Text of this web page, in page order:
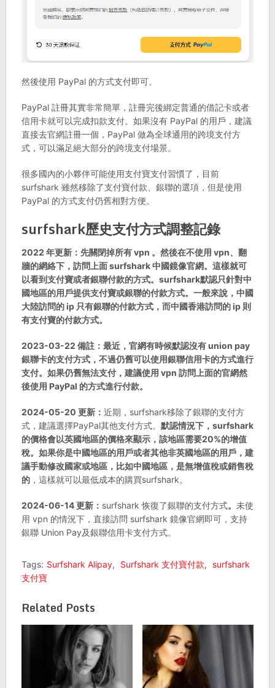
然後使用 PayPal 的方式支付即可。
PayPal 註冊其實非常簡單，註冊完後綁定普通的借記卡或者
信用卡就可以完成扣款支付。如果沒有 PayPal 的用戶，建議
直接去官網註冊一個，PayPal 做為全球通用的跨境支付方
式，可以滿足絕大部分的跨境支付場景。
很多國內的小夥伴可能使用支付寶支付習慣了，目前
surfshark 雖然移除了支付寶付款、銀聯的選項，但是使用
PayPal 的方式支付仍舊相對方便。
surfshark歷史支付方式調整記錄
2022 年更新：先關閉掉所有 vpn 。然後在不使用 vpn、翻
牆的網絡下，訪問上面 surfshark 中國鏡像官網。這樣就可
以看到支付寶或者銀聯付款的方式。surfshark默認只針對中
國地區的用戶提供支付寶或銀聯的付款方式。一般來說，中國
大陸訪問的 ip 只有銀聯的付款方式，而中國香港訪問的 ip 則
有支付寶的付款方式。
2023-03-22 備註：最近，官網有時候默認沒有 union pay
銀聯卡的支付方式，不過仍舊可以使用銀聯信用卡的方式進行
支付。如果仍舊無法支付，建議使用 vpn 訪問上面的官網然
後使用 PayPal 的方式進行付款。
2024-05-20 更新： 近期，surfshark移除了銀聯的支付方
式，建議選擇PayPal其他支付方式。 默認情況下，surfshark
的價格會以英國地區的價格來顯示，該地區需要20%的增值
稅。如果你是中國地區的用戶或者其他非英國地區的用戶，建
議手動修改國家或地區，比如中國地區，是無增值稅或銷售稅
的，這樣就可以最低成本的購買surfshark。
2024-06-14 更新： surfshark 恢復了銀聯的支付方式。 未使
用 vpn 的情況下，直接訪問 surfshark 鏡像官網即可，支持
銀聯 Union Pay及銀聯信用卡支付方式。
Tags: Surfshark Alipay, Surfshark 支付寶付款,
surfshark
支付寶
Related Posts